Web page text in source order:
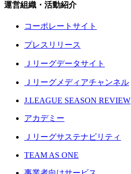
運営組織・活動紹介
コーポレートサイト
プレスリリース
Ｊリーグデータサイト
Ｊリーグメディアチャンネル
J.LEAGUE SEASON REVIEW
アカデミー
Ｊリーグサステナビリティ
TEAM AS ONE